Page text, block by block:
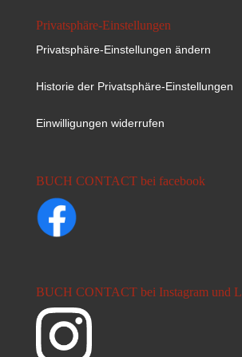
Privatsphäre-Einstellungen
Privatsphäre-Einstellungen ändern
Historie der Privatsphäre-Einstellungen
Einwilligungen widerrufen
BUCH CONTACT bei facebook
BUCH CONTACT bei Instagram und